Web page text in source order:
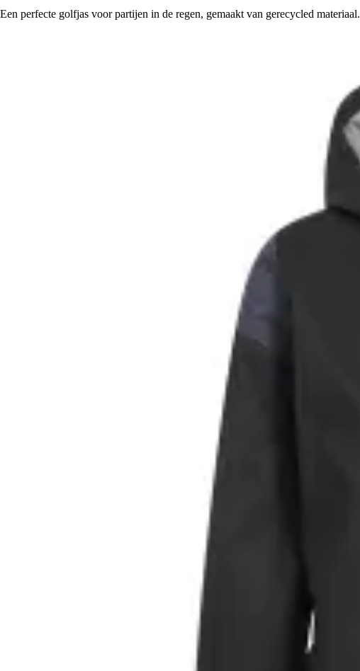
Een perfecte golfjas voor partijen in de regen, gemaakt van gerecycled materiaal.